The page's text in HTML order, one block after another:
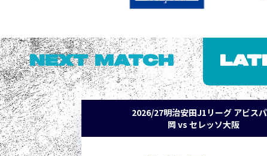
NEXT MATCH
2026/27明治安田J1リーグ アビス
岡 vs セレッソ大阪